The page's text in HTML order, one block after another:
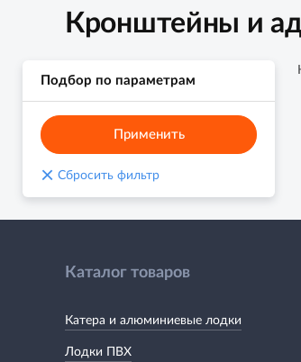
Кронштейны и
Подбор по параметрам
Применить
× Сбросить фильтр
Каталог товаров
Катера и алюминиевые лодки
Лодки ПВХ